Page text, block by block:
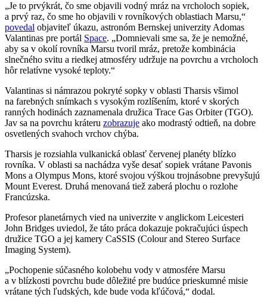
„Je to prvýkrát, čo sme objavili vodný mráz na vrcholoch sopiek,
a prvý raz, čo sme ho objavili v rovníkových oblastiach Marsu,“
povedal objaviteľ úkazu, astronóm Bernskej univerzity Adomas
Valantinas pre portál Space. „Domnievali sme sa, že je nemožné,
aby sa v okolí rovníka Marsu tvoril mráz, pretože kombinácia
slnečného svitu a riedkej atmosféry udržuje na povrchu a vrcholoch
hôr relatívne vysoké teploty.“
Valantinas si námrazou pokryté sopky v oblasti Tharsis všimol
na farebných snímkach s vysokým rozlíšením, ktoré v skorých
ranných hodinách zaznamenala družica Trace Gas Orbiter (TGO).
Jav sa na povrchu kráteru zobrazuje ako modrastý odtieň, na dobre
osvetlených svahoch vrchov chýba.
Tharsis je rozsiahla vulkanická oblasť červenej planéty blízko
rovníka. V oblasti sa nachádza vyše desať sopiek vrátane Pavonis
Mons a Olympus Mons, ktoré svojou výškou trojnásobne prevyšujú
Mount Everest. Druhá menovaná tiež zaberá plochu o rozlohe
Francúzska.
Profesor planetárnych vied na univerzite v anglickom Leicesteri
John Bridges uviedol, že táto práca dokazuje pokračujúci úspech
družice TGO a jej kamery CaSSIS (Colour and Stereo Surface
Imaging System).
„Pochopenie súčasného kolobehu vody v atmosfére Marsu
a v blízkosti povrchu bude dôležité pre budúce prieskumné misie
vrátane tých ľudských, kde bude voda kľúčová,“ dodal.